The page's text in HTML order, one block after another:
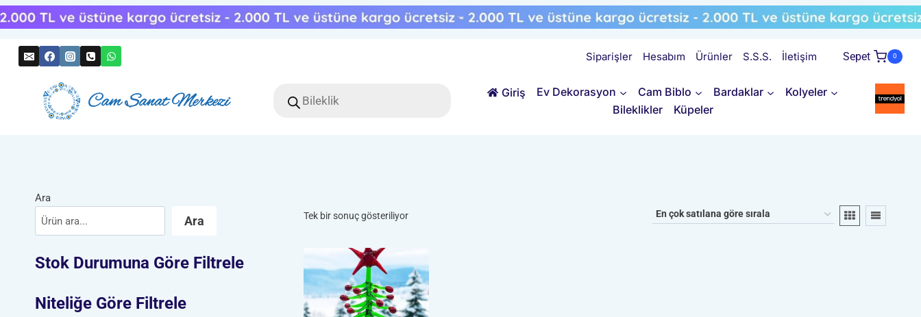
Skip
to
Siparişler Hesabım Ürünler S.S.S. İletişim Sepet 0
search
Giriş Ev Dekorasyon Cam Biblo Bardaklar
Kolyeler
Bileklikler
Küpeler
Tek bir sonuç gösteriliyor
Ara
Ara
Stok Durumuna Göre Filtrele
Niteliğe Göre Filtrele